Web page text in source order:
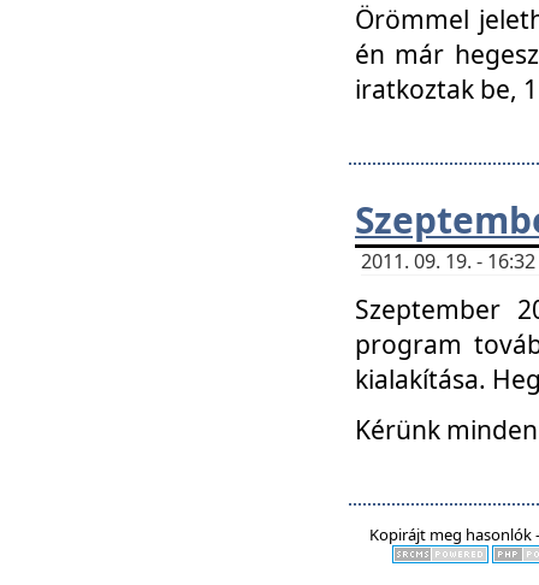
Örömmel
én már
iratkoztak be,
2011. 09. 19. -
Szeptember
program
kialakítása.
Kérünk
Kopirájt meg hasonlók